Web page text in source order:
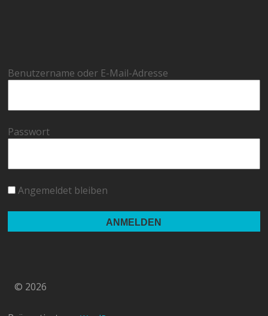
Benutzername oder E-Mail-Adresse
Passwort
Angemeldet bleiben
© 2026